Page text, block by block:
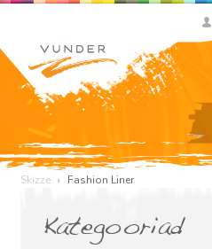
Skizze Fashion Liner
Kategooriad